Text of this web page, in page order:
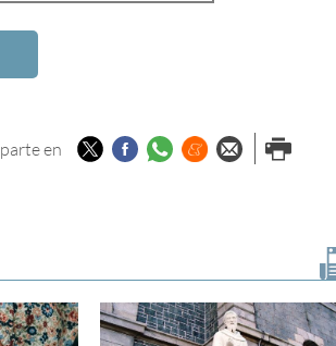
en TwitterFacebook
Whatsapp
Menéame
Enviar porImprimir